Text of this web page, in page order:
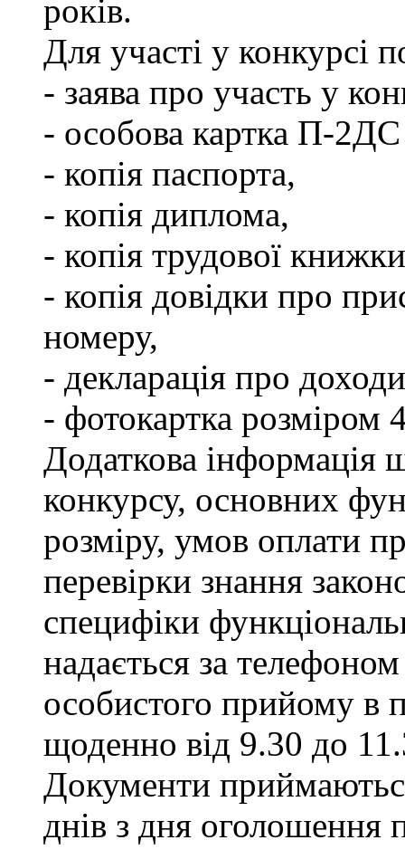
років.
Для участі у конкурсі
- заява про участь у
- особова картка П-
- копія паспорта,
- копія диплома,
- копія трудової
- копія довідки про
номеру,
- декларація про
- фотокартка розміром
Додаткова інформація
конкурсу, основних
розміру, умов оплати
перевірки знання
специфіки
надається за
особистого прийому в
щоденно від 9.30 до
Документи
днів з дня оголошення